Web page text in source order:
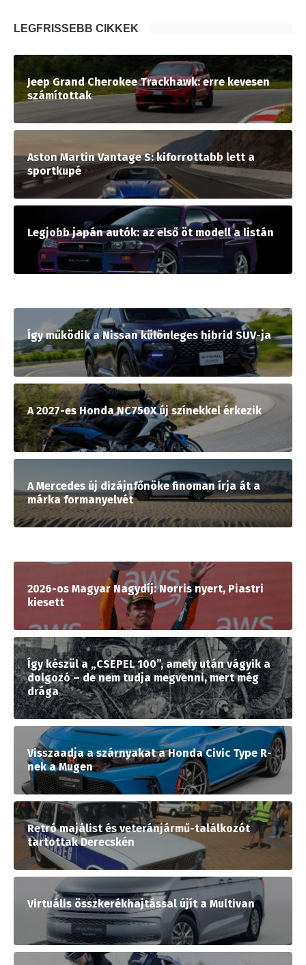
LEGFRISSEBB CIKKEK
Jeep Grand Cherokee Trackhawk: erre kevesen
számítottak
Aston Martin Vantage S: kiforrottabb lett a
sportkupé
Legjobb japán autók: az első öt modell a listán
Így működik a Nissan különleges hibrid SUV-ja
A 2027-es Honda NC750X új színekkel érkezik
A Mercedes új dizájnfőnöke finoman írja át a
márka formanyelvét
2026-os Magyar Nagydíj: Norris nyert, Piastri
kiesett
Így készül a „CSEPEL 100”, amely után vágyik a
dolgozó – de nem tudja megvenni, mert még
drága
Visszaadja a szárnyakat a Honda Civic Type R-
nek a Mugen
Retró majálist és veteránjármű-találkozót
tartottak Derecskén
Virtuális összkerékhajtással újít a Multivan